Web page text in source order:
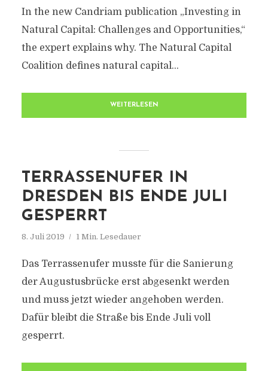
In the new Candriam publication „Investing in
Natural Capital: Challenges and Opportunities,“
the expert explains why. The Natural Capital
Coalition defines natural capital...
WEITERLESEN
TERRASSENUFER IN
DRESDEN BIS ENDE JULI
GESPERRT
8. Juli 2019 1 Min. Lesedauer
Das Terrassenufer musste für die Sanierung
der Augustusbrücke erst abgesenkt werden
und muss jetzt wieder angehoben werden.
Dafür bleibt die Straße bis Ende Juli voll
gesperrt.